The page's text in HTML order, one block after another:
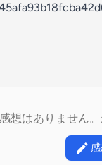
想はありません
感